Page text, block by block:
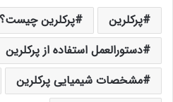
پرکلرین
پرکلرین چیست؟
دستورالعمل استفاده از پرکلرین
مشخصات شیمیایی پرکلرین